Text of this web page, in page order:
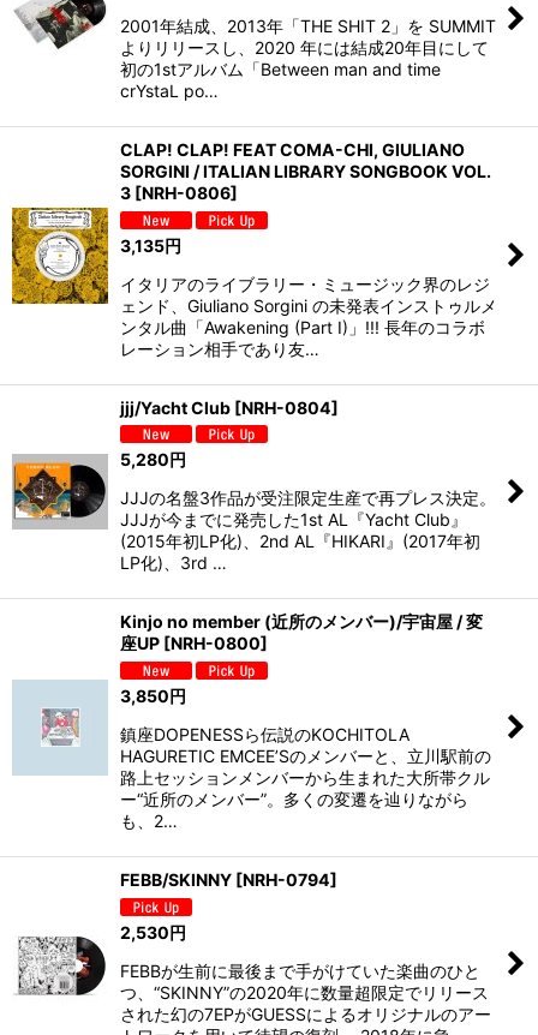
2001年結成、2013年「THE SHIT 2」を SUMMIT
よりリリースし、2020 年には結成20年目にして
初の1stアルバム「Between man and time
crYstaL po…
CLAP! CLAP! FEAT COMA-CHI, GIULIANO
SORGINI / ITALIAN LIBRARY SONGBOOK VOL.
3 [NRH-0806]
3,135円
イタリアのライブラリー・ミュージック界のレジ
ェンド、Giuliano Sorgini の未発表インストゥルメ
ンタル曲「Awakening (Part I)」!!! 長年のコラボ
レーション相手であり友…
jjj/Yacht Club [NRH-0804]
5,280円
JJJの名盤3作品が受注限定生産で再プレス決定。
JJJが今までに発売した1st AL『Yacht Club』
(2015年初LP化)、2nd AL『HIKARI』(2017年初
LP化)、3rd …
Kinjo no member (近所のメンバー)/宇宙屋 / 変
座UP [NRH-0800]
3,850円
鎮座DOPENESSら伝説のKOCHITOLA
HAGURETIC EMCEE’Sのメンバーと、立川駅前の
路上セッションメンバーから生まれた大所帯クル
ー“近所のメンバー”。多くの変遷を辿りながら
も、2…
FEBB/SKINNY [NRH-0794]
2,530円
FEBBが生前に最後まで手がけていた楽曲のひと
つ、“SKINNY”の2020年に数量超限定でリリース
された幻の7EPがGUESSによるオリジナルのアー